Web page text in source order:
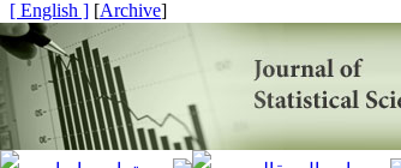
[
Archive
]
[ English ]